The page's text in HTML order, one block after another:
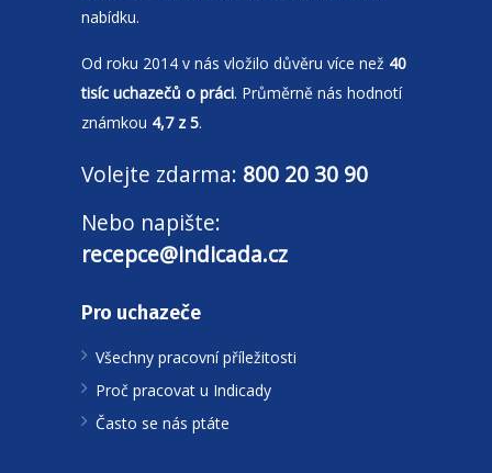
nabídku.
Od roku 2014 v nás vložilo důvěru více než 40
tisíc uchazečů o práci. Průměrně nás hodnotí
známkou 4,7 z 5.
Volejte zdarma: 800 20 30 90
Nebo napište:
recepce@indicada.cz
Pro uchazeče
Všechny pracovní příležitosti
Proč pracovat u Indicady
Často se nás ptáte